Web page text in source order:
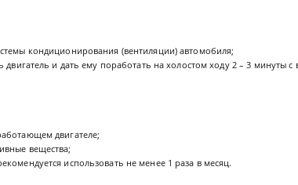
кондиционирования (вентиляции) автомобиля;
двигатель и дать ему поработать на холостом ходу 2 – 3
двигателе;
вещества;
использовать не менее 1 раза в месяц.